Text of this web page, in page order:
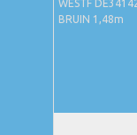
WESTF
BRUIN 1,48m